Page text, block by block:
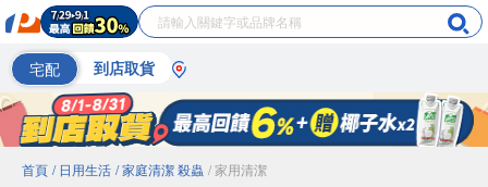
宅配 到店取貨
首頁 / 日用生活 / 家庭清潔 殺蟲 / 家用清潔